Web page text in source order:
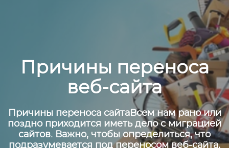
Причины переноса
веб-сайта
Причины переноса сайтаВсем нам рано или
поздно приходится иметь дело с миграцией
сайтов. Важно, чтобы определиться, что
подразумевается под переносом веб-сайта,